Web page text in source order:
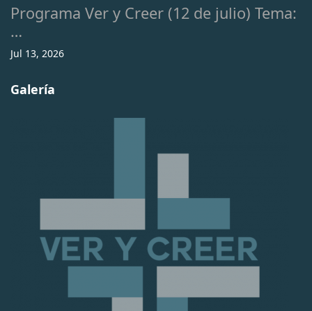
Programa Ver y Creer (12 de julio) Tema:
…
Jul 13, 2026
Galería